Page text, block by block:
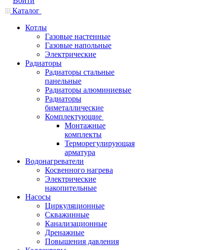
Каталог
Котлы
Газовые настенные
Газовые напольные
Электрические
Радиаторы
Радиаторы стальные
панельные
Радиаторы алюминиевые
Радиаторы
биметаллические
Комплектующие
Монтажные
комплекты
Терморегулирующая
арматура
Водонагреватели
Косвенного нагрева
Электрические
накопительные
Насосы
Циркуляционные
Скважинные
Канализационные
Дренажные
Повышения давления